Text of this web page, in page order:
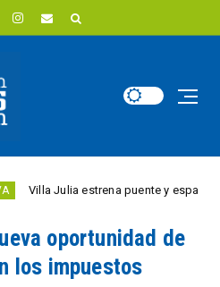
Julia estrena puente y espacios
oportunidad de
los impuestos